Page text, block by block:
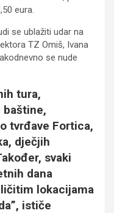
eura.
se ublažiti udar na
TZ Omiš, Ivana
se nude
tura,
tvrđave Fortica,
dječjih
svaki
dana
lokacijama
ističe